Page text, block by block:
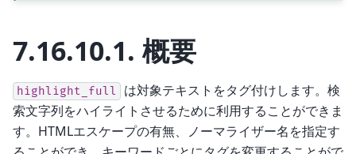
7.16.10.1.概要
highlight_full
は対象テキストをタグ付けします。検
索文字列をハイライトさせるために利用することができま
す。HTMLエスケープの有無、ノーマライザー名を指定す